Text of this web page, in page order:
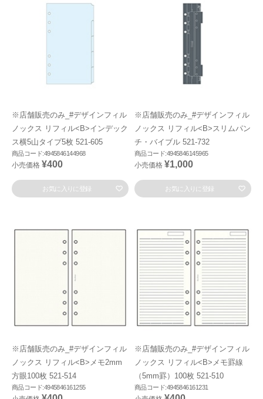
※店舗販売のみ_#デザインフィル
ノックス リフィル<B>インデック
ス横5山タイプ5枚 521-605
商品コード:4945846144968
小売価格 ¥400
お気に入りに登録
※店舗販売のみ_#デザインフィル
ノックス リフィル<B>スリムパン
チ・バイブル 521-732
商品コード:4945846145965
小売価格 ¥1,000
お気に入りに登録
※店舗販売のみ_#デザインフィル
ノックス リフィル<B>メモ2mm
方眼100枚 521-514
商品コード:4945846161255
※店舗販売のみ_#デザインフィル
ノックス リフィル<B>メモ罫線
（5mm罫）100枚 521-510
商品コード:4945846161231